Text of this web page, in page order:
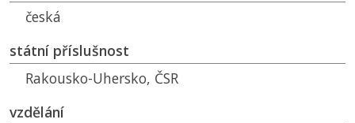
česká
státní příslušnost
Rakousko-Uhersko, ČSR
vzdělání